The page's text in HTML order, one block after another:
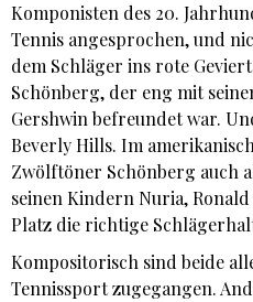
Komponisten des 20.
Tennis angesprochen, und
dem Schläger ins rote
Schönberg, der eng mit
Gershwin befreundet war.
Beverly Hills. Im
Zwölftöner Schönberg auch
seinen Kindern Nuria,
Platz die richtige
Kompositorisch sind beide
Tennissport zugegangen.